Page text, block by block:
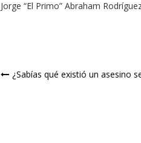
Jorge “El Primo” Abraham
Navegación
¿Sabías qué existió un asesino